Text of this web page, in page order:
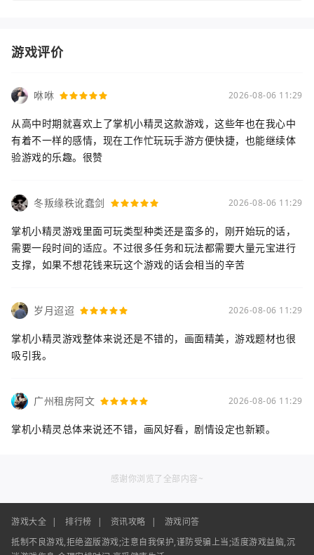
游戏评价
咻咻 2026-08-06 11:29
从高中时期就喜欢上了掌机小精灵这款游戏，这些年也在我心中
有着不一样的感情，现在工作忙玩玩手游方便快捷，也能继续体
验游戏的乐趣。很赞
冬叛缘秩讹蠢剑 2026-08-06 11:29
掌机小精灵游戏里面可玩类型种类还是蛮多的，刚开始玩的话，
需要一段时间的适应。不过很多任务和玩法都需要大量元宝进行
支撑，如果不想花钱来玩这个游戏的话会相当的辛苦
岁月迢迢 2026-08-06 11:29
掌机小精灵游戏整体来说还是不错的，画面精美，游戏题材也很
吸引我。
广州租房阿文 2026-08-06 11:29
掌机小精灵总体来说还不错，画风好看，剧情设定也新颖。
感谢你浏览了全部内容~
游戏大全 | 排行榜 | 资讯攻略 |
游戏问答
抵制不良游戏,拒绝盗版游戏;注意自我保护,谨防受骗上当;适度游戏益脑,沉